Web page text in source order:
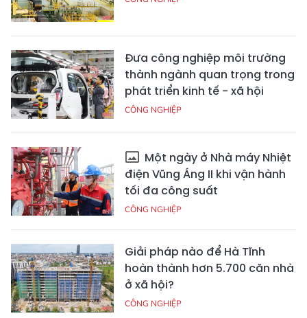
Đưa công nghiệp môi trường
thành ngành quan trọng trong
phát triển kinh tế - xã hội
CÔNG NGHIỆP
Một ngày ở Nhà máy Nhiệt
điện Vũng Áng II khi vận hành
tối đa công suất
CÔNG NGHIỆP
Giải pháp nào để Hà Tĩnh
hoàn thành hơn 5.700 căn nhà
ở xã hội?
CÔNG NGHIỆP